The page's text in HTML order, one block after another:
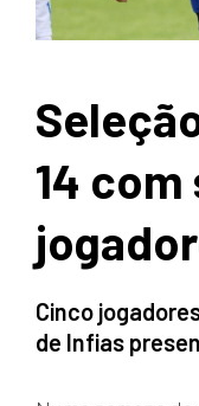
14
Cinco
de Infias